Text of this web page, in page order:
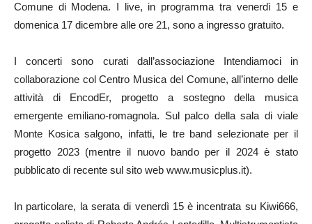
Comune di Modena. I live, in programma tra venerdì 15 e
domenica 17 dicembre alle ore 21, sono a ingresso gratuito.
I concerti sono curati dall’associazione Intendiamoci in
collaborazione col Centro Musica del Comune, all’interno delle
attività di EncodEr, progetto a sostegno della musica
emergente emiliano-romagnola. Sul palco della sala di viale
Monte Kosica salgono, infatti, le tre band selezionate per il
progetto 2023 (mentre il nuovo bando per il 2024 è stato
pubblicato di recente sul sito web www.musicplus.it).
In particolare, la serata di venerdì 15 è incentrata su Kiwi666,